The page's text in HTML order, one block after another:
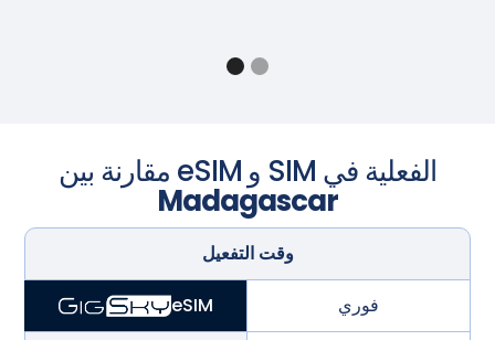
مقارنة بين eSIM و SIM الفعلية في
Madagascar
وقت التفعيل
eSIM فوري